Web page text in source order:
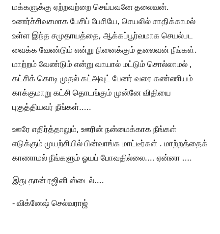
மக்களுக்கு ஏற்றவற்றை செய்பவனே தலைவன்.
உணர்ச்சிவசமாக பேசிப் பேசியே, செயலில் சாதிக்காமல்
உள்ள இந்த சமுதாயத்தை, ஆக்கப்பூர்வமாக செயல்பட
வைக்க வேண்டும் என்று நினைக்கும் தலைவன் நீங்கள்.
மாற்றம் வேண்டும் என்று வாயால் மட்டும் சொல்லாமல் ,
கட்சிக் கொடி முதல் கட்அவுட் பேனர் வரை கண்ணியம்
காக்குமாறு கட்சி தொடங்கும் முன்னே விதியை
புகுத்தியவர் நீங்கள்.....
ஊரே எதிர்த்தாலும், ஊரின் நன்மைக்காக நீங்கள்
எடுக்கும் முயற்சியில் பின்வாங்க மாட்டீர்கள் . மாற்றத்தைக்
காணாமல் நீங்களும் ஓயப் போவதில்லை.... ஏன்னா ....
இது தான் ரஜினி ஸ்டைல்....
- விக்னேஷ் செல்வராஜ்